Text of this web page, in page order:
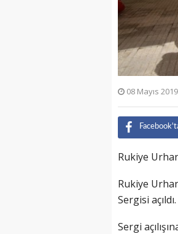
08 Mayıs
Rukiye
Rukiye
Sergisi açıldı.
Sergi